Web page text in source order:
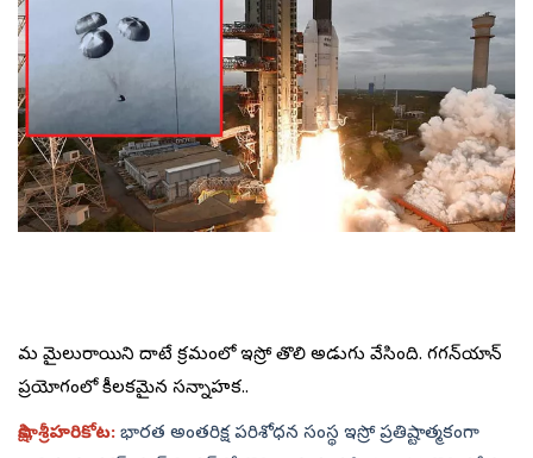
మరో మైలురాయిని దాటే క్రమంలో ఇస్రో తొలి అడుగు వేసింది. గగన్‌యాన్‌
ప్రయోగంలో కీలకమైన సన్నాహక..
సాక్షి, శ్రీహరికోట: భారత అంతరిక్ష పరిశోధన సంస్థ ఇస్రో ప్రతిష్టాత్మకంగా